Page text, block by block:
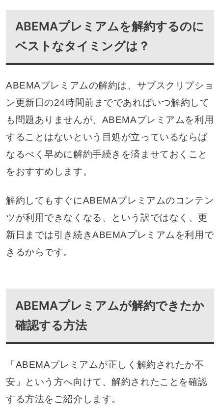
ABEMAプレミアムを解約するのに
ベストなタイミングは？
ABEMAプレミアムの解約は、サブスクリプショ
ン更新日の24時間前までであればいつ解約して
も問題ありませんが、ABEMAプレミアムを利用
することはないという目処が立っているならば
なるべく早めに解約手続きを済ませておくこと
をおすすめします。
解約してもすぐにABEMAプレミアムのコンテン
ツが利用できなくなる、という訳ではなく、更
新日までは引き続きABEMAプレミアムを利用で
きるからです。
ABEMAプレミアムが解約できたか
確認する方法
「ABEMAプレミアムが正しく解約されたか不
安」という方へ向けて、解約されたことを確認
する方法をご紹介します。